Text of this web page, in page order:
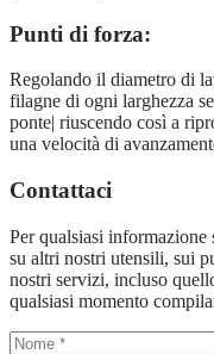
Punti di forza:
Regolando il diametro di
filagne di ogni larghezza
ponte| riuscendo così a
una velocità di
Contattaci
Per qualsiasi informazione
su altri nostri utensili, sui
nostri servizi, incluso
qualsiasi momento